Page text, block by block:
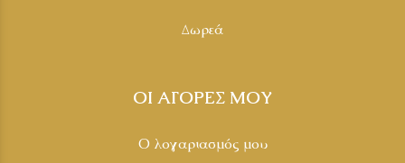
Δωρεά
ΟΙ ΑΓΟΡΕΣ ΜΟΥ
Ο λογαριασμός μου